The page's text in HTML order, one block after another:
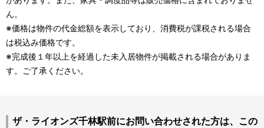
ん。
※価格は物件の代金総額を表示しており、消費税が課税される場合
は税込み価格です。
※完成後１年以上を経過した未入居物件が掲載される場合がありま
す。ご了承ください。
ザ・ライオンズ千林駅前にお問い合わせされた方は、この